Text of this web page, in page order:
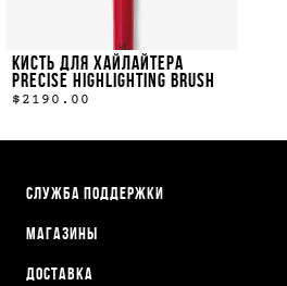
КИСТЬ ДЛЯ ХАЙЛАЙТЕРА
PRECISE HIGHLIGHTING BRUSH
$2190.00
СЛУЖБА ПОДДЕРЖКИ
МАГАЗИНЫ
ДОСТАВКА